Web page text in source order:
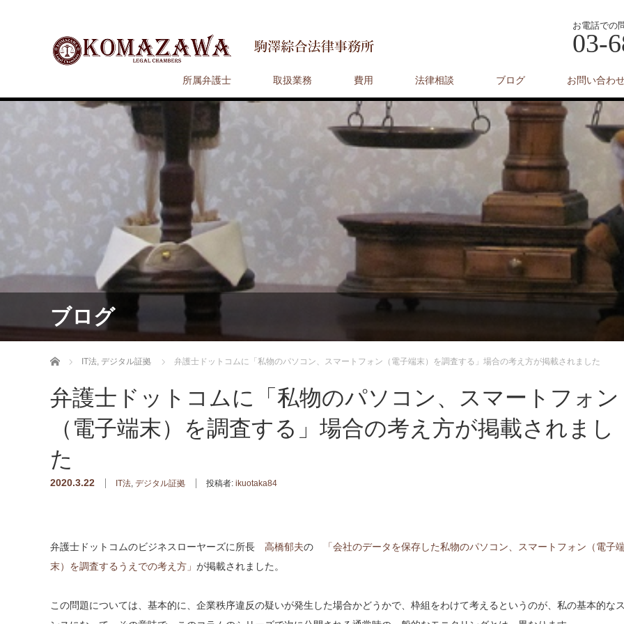
お電話での
03-
所属弁護士 取扱業務 費用 法律相談 ブログ お問い合わ
ブログ
ホーム IT法, デジタル証拠 弁護士ドットコムに「私物のパソコン、スマートフォン（電子端末）を調査する」場合の考え方が掲載されました
弁護士ドットコムに「私物のパソコン、スマートフォン
（電子端末）を調査する」場合の考え方が掲載されまし
た
2020.3.22 IT法, デジタル証拠 投稿者: ikuotaka84
弁護士ドットコムのビジネスローヤーズに所長 高橋郁夫の
「会社のデータを保存した私物のパソコン、スマートフォン（電子
末）を調査するうえでの考え方」 が掲載されました。
この問題については、基本的に、企業秩序違反の疑いが発生した場合かどうかで、枠組をわけて考えるというのが、私の基本的な